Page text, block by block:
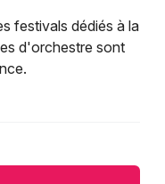
festivals dédiés à la
d'orchestre sont